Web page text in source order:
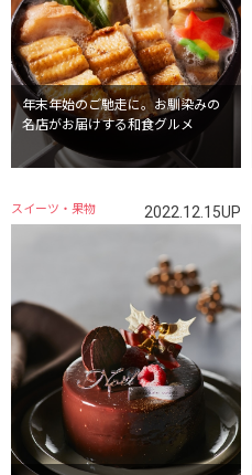
年末年始のご馳走に。お馴染みの
名店がお届けする和食グルメ
スイーツ・果物 2022.12.15UP